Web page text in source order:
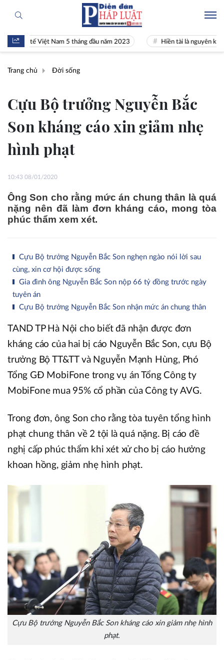
tế Việt Nam 5 tháng đầu năm 2023 Hiền tài là nguyên khí Quốc
Trang chủ Đời sống
Cựu Bộ trưởng Nguyễn Bắc
Son kháng cáo xin giảm nhẹ
hình phạt
10:43 08/01/2020
Ông Son cho rằng mức án chung thân là quá
nặng nên đã làm đơn kháng cáo, mong tòa
phúc thẩm xem xét.
Cựu Bộ trưởng Nguyễn Bắc Son nghẹn ngào nói lời sau
cùng, xin cơ hội được sống
Gia đình ông Nguyễn Bắc Son nộp 66 tỷ đồng trước ngày
tuyên án
Cựu Bộ trưởng Nguyễn Bắc Son nhận mức án chung thân
TAND TP Hà Nội cho biết đã nhận được đơn
kháng cáo của hai bị cáo Nguyễn Bắc Son, cựu Bộ
trưởng Bộ TT&TT và Nguyễn Mạnh Hùng, Phó
Tổng GĐ MobiFone trong vụ án Tổng Công ty
MobiFone mua 95% cổ phần của Công ty AVG.
Trong đơn, ông Son cho rằng tòa tuyên tổng hình
phạt chung thân về 2 tội là quá nặng. Bị cáo đề
nghị cấp phúc thẩm khi xét xử cho bị cáo hưởng
khoan hồng, giảm nhẹ hình phạt.
Cựu Bộ trưởng Nguyễn Bắc Son kháng cáo xin giảm nhẹ hình
phạt.